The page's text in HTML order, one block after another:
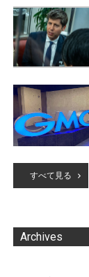
すべて見る
Archives